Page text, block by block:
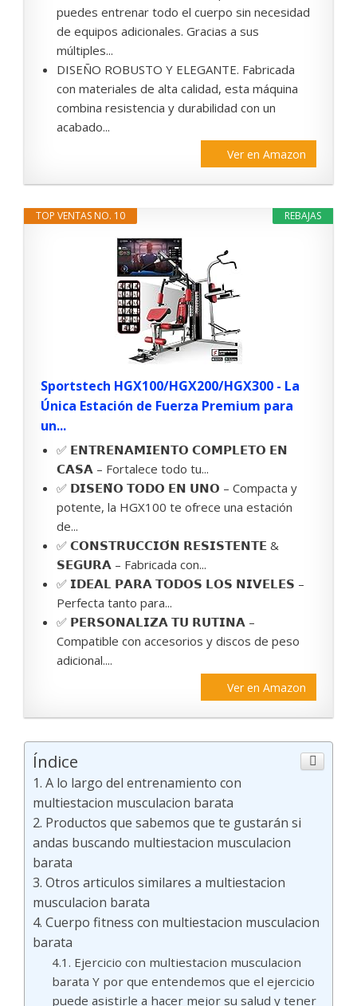
puedes entrenar todo el cuerpo sin necesidad
de equipos adicionales. Gracias a sus
múltiples...
DISEÑO ROBUSTO Y ELEGANTE. Fabricada
con materiales de alta calidad, esta máquina
combina resistencia y durabilidad con un
acabado...
Ver en Amazon
REBAJAS
TOP VENTAS NO. 10
Sportstech HGX100/HGX200/HGX300 - La
Única Estación de Fuerza Premium para
un...
✅ 𝗘𝗡𝗧𝗥𝗘𝗡𝗔𝗠𝗜𝗘𝗡𝗧𝗢 𝗖𝗢𝗠𝗣𝗟𝗘𝗧𝗢 𝗘𝗡
𝗖𝗔𝗦𝗔 – Fortalece todo tu...
✅ 𝗗𝗜𝗦𝗘𝗡̃𝗢 𝗧𝗢𝗗𝗢 𝗘𝗡 𝗨𝗡𝗢 – Compacta y
potente, la HGX100 te ofrece una estación
de...
✅ 𝗖𝗢𝗡𝗦𝗧𝗥𝗨𝗖𝗖𝗜𝗢́𝗡 𝗥𝗘𝗦𝗜𝗦𝗧𝗘𝗡𝗧𝗘 &
𝗦𝗘𝗚𝗨𝗥𝗔 – Fabricada con...
✅ 𝗜𝗗𝗘𝗔𝗟 𝗣𝗔𝗥𝗔 𝗧𝗢𝗗𝗢𝗦 𝗟𝗢𝗦 𝗡𝗜𝗩𝗘𝗟𝗘𝗦 –
Perfecta tanto para...
✅ 𝗣𝗘𝗥𝗦𝗢𝗡𝗔𝗟𝗜𝗭𝗔 𝗧𝗨 𝗥𝗨𝗧𝗜𝗡𝗔 –
Compatible con accesorios y discos de peso
adicional....
Ver en Amazon
Índice
A lo largo del entrenamiento con
multiestacion musculacion barata
Productos que sabemos que te gustarán si
andas buscando multiestacion musculacion
barata
Otros articulos similares a multiestacion
musculacion barata
Cuerpo fitness con multiestacion musculacion
barata
Ejercicio con multiestacion musculacion
barata Y por que entendemos que el ejercicio
puede asistirle a hacer mejor su salud y tener